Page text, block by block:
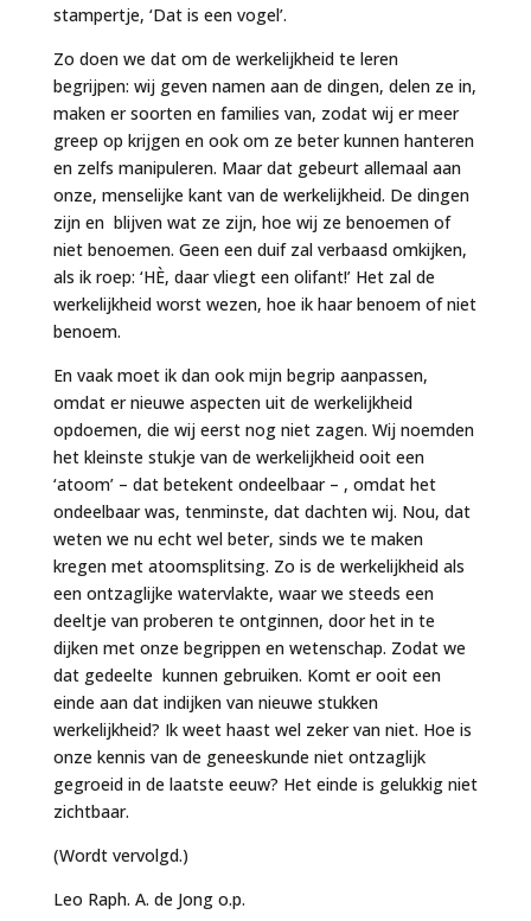
stampertje, ‘Dat is een vogel’.
Zo doen we dat om de werkelijkheid te leren
begrijpen: wij geven namen aan de dingen, delen ze in,
maken er soorten en families van, zodat wij er meer
greep op krijgen en ook om ze beter kunnen hanteren
en zelfs manipuleren. Maar dat gebeurt allemaal aan
onze, menselijke kant van de werkelijkheid. De dingen
zijn en blijven wat ze zijn, hoe wij ze benoemen of
niet benoemen. Geen een duif zal verbaasd omkijken,
als ik roep: ‘HÈ, daar vliegt een olifant!’ Het zal de
werkelijkheid worst wezen, hoe ik haar benoem of niet
benoem.
En vaak moet ik dan ook mijn begrip aanpassen,
omdat er nieuwe aspecten uit de werkelijkheid
opdoemen, die wij eerst nog niet zagen. Wij noemden
het kleinste stukje van de werkelijkheid ooit een
‘atoom’ – dat betekent ondeelbaar – , omdat het
ondeelbaar was, tenminste, dat dachten wij. Nou, dat
weten we nu echt wel beter, sinds we te maken
kregen met atoomsplitsing. Zo is de werkelijkheid als
een ontzaglijke watervlakte, waar we steeds een
deeltje van proberen te ontginnen, door het in te
dijken met onze begrippen en wetenschap. Zodat we
dat gedeelte kunnen gebruiken. Komt er ooit een
einde aan dat indijken van nieuwe stukken
werkelijkheid? Ik weet haast wel zeker van niet. Hoe is
onze kennis van de geneeskunde niet ontzaglijk
gegroeid in de laatste eeuw? Het einde is gelukkig niet
zichtbaar.
(Wordt vervolgd.)
Leo Raph. A. de Jong o.p.